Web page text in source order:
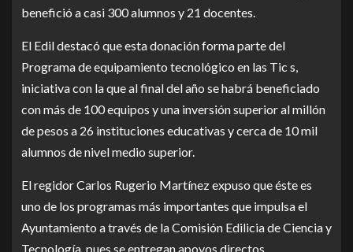
benefició a casi 300 alumnos y 21 docentes.
El Edil destacó que esta donación forma parte del
Programa de equipamiento tecnológico en las Tic s,
iniciativa con la que al final del año se habrá beneficiado
con más de 100 equipos y una inversión superior al millón
de pesos a 26 instituciones educativas y cerca de 10 mil
alumnos de nivel medio superior.
El regidor Carlos Rugerio Martínez expuso que éste es
uno de los programas más importantes que impulsa el
Ayuntamiento a través de la Comisión Edilicia de Ciencia y
Tecnología, pues se entregan apoyos directos